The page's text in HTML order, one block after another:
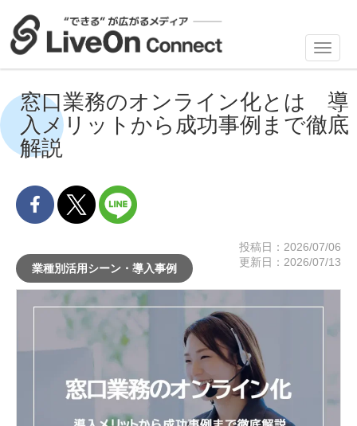
窓口業務のオンライン化とは 導
入メリットから成功事例まで徹底
解説
投稿日：2026/07/06
更新日：2026/07/13
業種別活用シーン・導入事例